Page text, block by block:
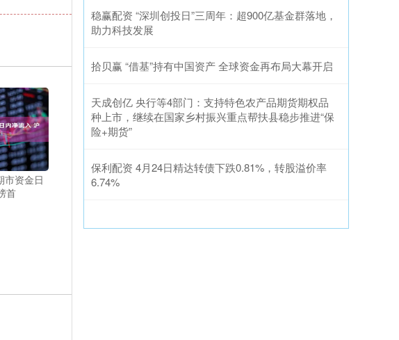
市资金日
首
稳赢配资 “深圳创投日”三周年：超900亿基金群落地，
助力科技发展
拾贝赢 “借基”持有中国资产 全球资金再布局大幕开启
天成创亿 央行等4部门：支持特色农产品期货期权品
种上市，继续在国家乡村振兴重点帮扶县稳步推进“保
险+期货”
保利配资 4月24日精达转债下跌0.81%，转股溢价率
6.74%